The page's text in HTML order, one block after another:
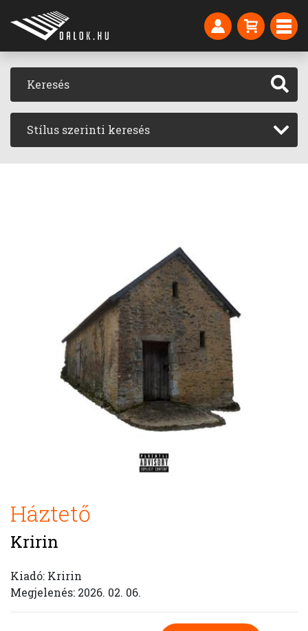
Stílus szerinti keresés
Háztető
Kririn
Kiadó: Kririn
Megjelenés: 2026. 02. 06.